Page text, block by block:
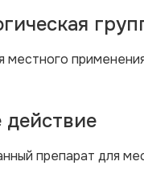
местного
препарат для